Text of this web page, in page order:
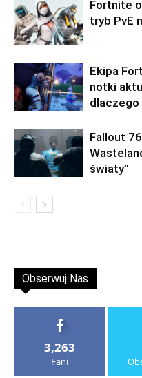
Fortnite
tryb PvE
Ekipa
notki
dlaczego
Fallout
światy”
Obserwuj Nas
3,263
Fani